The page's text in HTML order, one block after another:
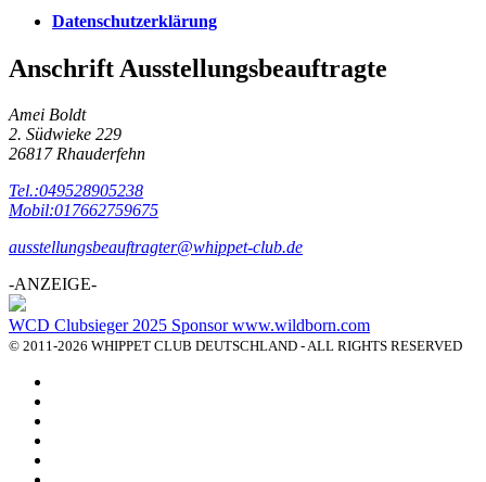
Datenschutzerklärung
Anschrift Ausstellungsbeauftragte
Amei Boldt
2. Südwieke 229
26817 Rhauderfehn
Tel.:049528905238
Mobil:017662759675
ausstellungsbeauftragter@whippet-club.de
-ANZEIGE-
WCD Clubsieger 2025 Sponsor www.wildborn.com
© 2011-2026 WHIPPET CLUB DEUTSCHLAND - ALL RIGHTS RESERVED